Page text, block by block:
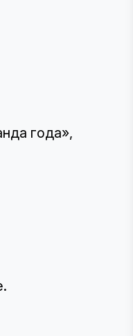
года»,